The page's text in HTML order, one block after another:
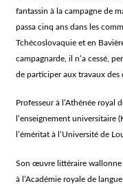
fantassin à la campagne de
passa cinq ans dans les
Tchécoslovaquie et en
campagnarde, il n’a cessé,
de participer aux travaux des
Professeur à l’Athénée royal
l’enseignement universitaire
l’éméritat à l’Université de
Son œuvre littéraire wallonne
à l’Académie royale de